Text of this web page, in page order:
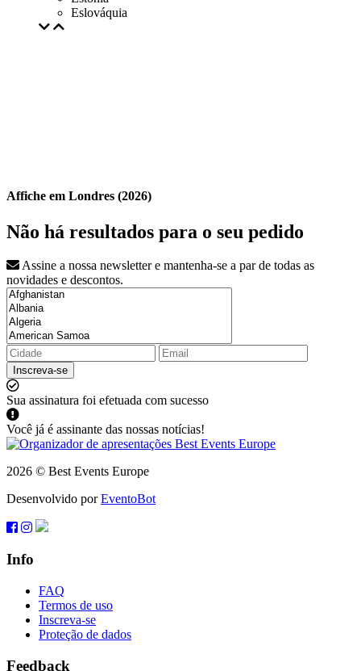
Eslováquia
Affiche em Londres (2026)
Não há resultados para o seu pedido
Assine a nossa newsletter e mantenha-se a par de todas as
novidades e descontos.
Inscreva-se
Sua assinatura foi efetuada com sucesso
Você já é assinante das nossas notícias!
2026 © Best Events Europe
Desenvolvido porEventoBot
Info
FAQ
Termos de uso
Inscreva-se
Proteção de dados
Feedback